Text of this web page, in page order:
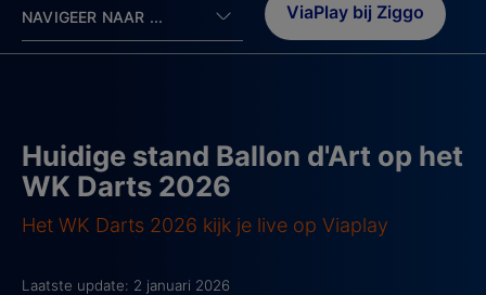
NAVIGEER NAAR ... ViaPlay bij Ziggo
Huidige stand Ballon d'Art op het
WK Darts 2026
Het WK Darts 2026 kijk je live op Viaplay
Laatste update: 2 januari 2026